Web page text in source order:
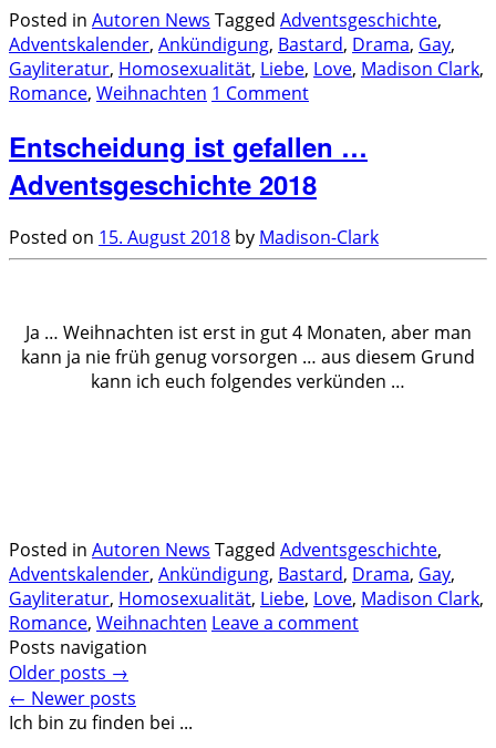
Posted in Autoren News Tagged Adventsgeschichte,
Adventskalender, Ankündigung, Bastard, Drama, Gay,
Gayliteratur, Homosexualität, Liebe, Love, Madison Clark,
Romance, Weihnachten 1 Comment
Entscheidung ist gefallen …
Adventsgeschichte 2018
Posted on 15. August 2018 by Madison-Clark
Ja … Weihnachten ist erst in gut 4 Monaten, aber man
kann ja nie früh genug vorsorgen … aus diesem Grund
kann ich euch folgendes verkünden …
Posted in Autoren News Tagged Adventsgeschichte,
Adventskalender, Ankündigung, Bastard, Drama, Gay,
Gayliteratur, Homosexualität, Liebe, Love, Madison Clark,
Romance, Weihnachten Leave a comment
Posts navigation
Older posts →
← Newer posts
Ich bin zu finden bei ...